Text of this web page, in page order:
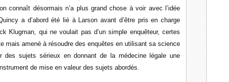
connaît désormais n’a plus grand chose à voir avec l’idée
a d’abord été lié à Larson avant d’être pris en charge
Klugman, qui ne voulait pas d’un simple enquêteur, certes
mais amené à résoudre des enquêtes en utilisant sa science
des sujets sérieux en donnant de la médecine légale une
de mise en valeur des sujets abordés.